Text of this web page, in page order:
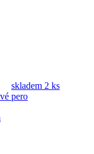
skladem 2 ks
pero